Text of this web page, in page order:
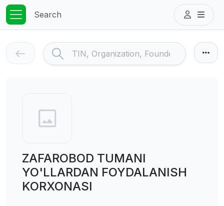
Search
ZAFAROBOD TUMANI
YO'LLARDAN FOYDALANISH
KORXONASI